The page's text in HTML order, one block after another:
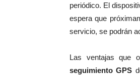
periódico. El
espera que
servicio, se podrán
Las ventajas que
seguimiento GPS